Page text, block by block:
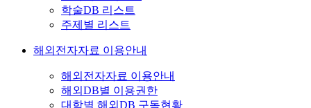
학술DB 리스트
주제별 리스트
해외전자자료 이용안내
해외전자자료 이용안내
해외DB별 이용권한
대학별 해외DB 구독현황